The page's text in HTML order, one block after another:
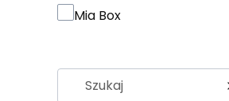
Marka
Mia Box